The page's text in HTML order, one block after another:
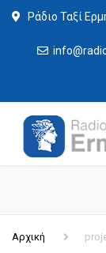
Ράδιο Ταξί
Αρχική